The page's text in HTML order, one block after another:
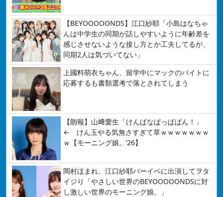
【BEYOOOOONDS】江口紗耶「小島はなちゃ
んは中学生の同期が話しやすいように年齢差を
感じさせないような接し方とか工夫してるが、
同期2人は気づいてない」
上國料萌衣ちゃん、留学中にマックのバイトに
応募するも書類選考で落とされてしまう
【朗報】山﨑愛生「けんぱなぱっぱぱん！」
← けん玉やる気無さすぎて草ｗｗｗｗｗｗｗ
ｗ【モーニング娘。’26】
岡村ほまれ、江口紗耶バーイベに出演してヲタ
イジり「やさしい世界のBEYOOOOONDSに対
し激しい世界のモーニング娘。」